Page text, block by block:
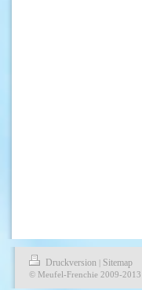
Druckversion | Sitemap
© Meufel-Frenchie 2009-2013